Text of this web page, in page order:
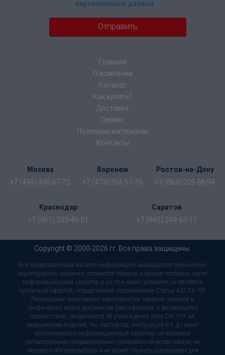
персональных данных.
Главная
О компании
Каталог
Как купить?
Доставка
Сервис
Полезные материалы
Контакты
Москва
+7 (499) 490-67-72
Воронеж
+7 (473) 204-51-78
Ростов-на-Дону
+7 (863) 209-88-94
Краснодар
+7 (861) 203-40-01
Саратов
+7 (845) 249-63-11
Copyright © 2000-2026 гг. Все права защищены.
Вся представленная на сайте информация, касающаяся технических
характеристик, наличия, стоимости товаров и сроков поставки, носит
информационный характер и ни при каких условиях не является
публичной офертой, определяемой положениями Статьи 437 ГК РФ.
Размещение технических характеристик товаров, макетов и
графических копий документов (сертификатов и деклараций о
соответствии, свидетельств об утверждении типа СИ, Р/У на
медицинские изделия, тех. паспортов, инструкций и т. д.) носит
исключительно информационный характер, не является
согласованным предварительно условием о качестве товара, не
является обязательством и не может служить основанием для